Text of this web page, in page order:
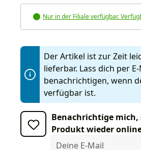
Nur in der Filiale verfügbar.
Der Artikel ist zur Zeit
lieferbar. Lass dich per
benachrichtigen, wenn
verfügbar ist.
Benachrichtige mich,
Produkt wieder
Deine E-Mail